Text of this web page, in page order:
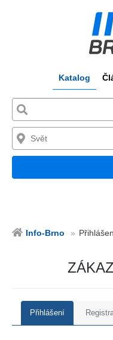
Katalog
Info-Brno
Přihlášení